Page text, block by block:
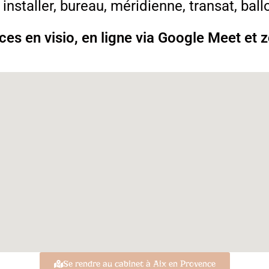
bureau, méridienne, transat,
en visio, en ligne via Google Meet et
Se rendre au cabinet à Aix en Provence